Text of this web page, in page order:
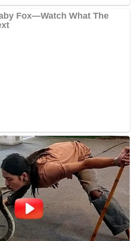
Bewertung!?